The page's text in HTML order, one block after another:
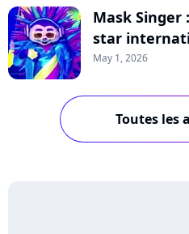
Mask Singer
star
May 1, 2026
Toutes les